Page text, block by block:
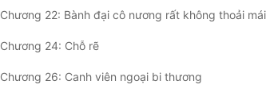
Chương 22: Bành đại cô nương rất không thoải mái
Chương 24: Chỗ rẽ
Chương 26: Canh viên ngoại bi thương